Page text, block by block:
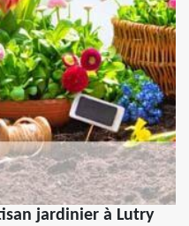
jardinier à Lutry